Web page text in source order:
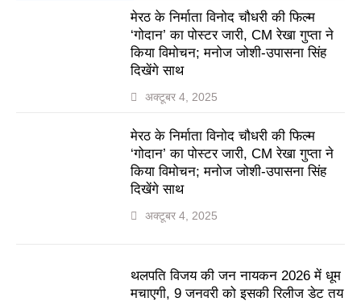
मेरठ के निर्माता विनोद चौधरी की फिल्म
‘गोदान’ का पोस्टर जारी, CM रेखा गुप्ता ने
किया विमोचन; मनोज जोशी-उपासना सिंह
दिखेंगे साथ
अक्टूबर 4, 2025
मेरठ के निर्माता विनोद चौधरी की फिल्म
‘गोदान’ का पोस्टर जारी, CM रेखा गुप्ता ने
किया विमोचन; मनोज जोशी-उपासना सिंह
दिखेंगे साथ
अक्टूबर 4, 2025
थलपति विजय की जन नायकन 2026 में धूम
मचाएगी, 9 जनवरी को इसकी रिलीज डेट तय